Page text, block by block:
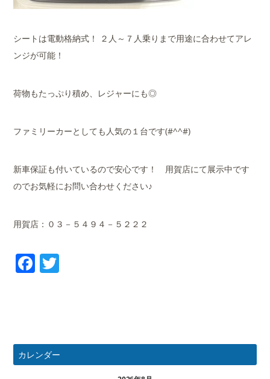
シートは電動格納式！ ２人～７人乗りまで用途に合わせてアレ
ンジが可能！
荷物もたっぷり積め、レジャーにも◎
ファミリーカーとしても人気の１台です(#^^#)
新車保証も付いているので安心です！ 用賀店にて展示中です
のでお気軽にお問い合わせください♪
用賀店：０３－５４９４－５２２２
Facebook
カレンダー